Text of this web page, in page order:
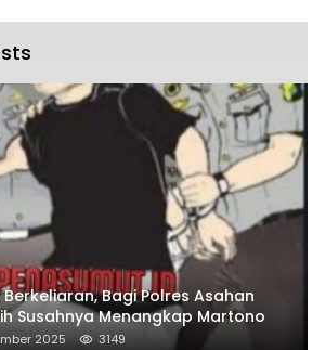
Berkeliaran, Bagi Polres Asahan
Susahnya Menangkap Martono
2025 3149